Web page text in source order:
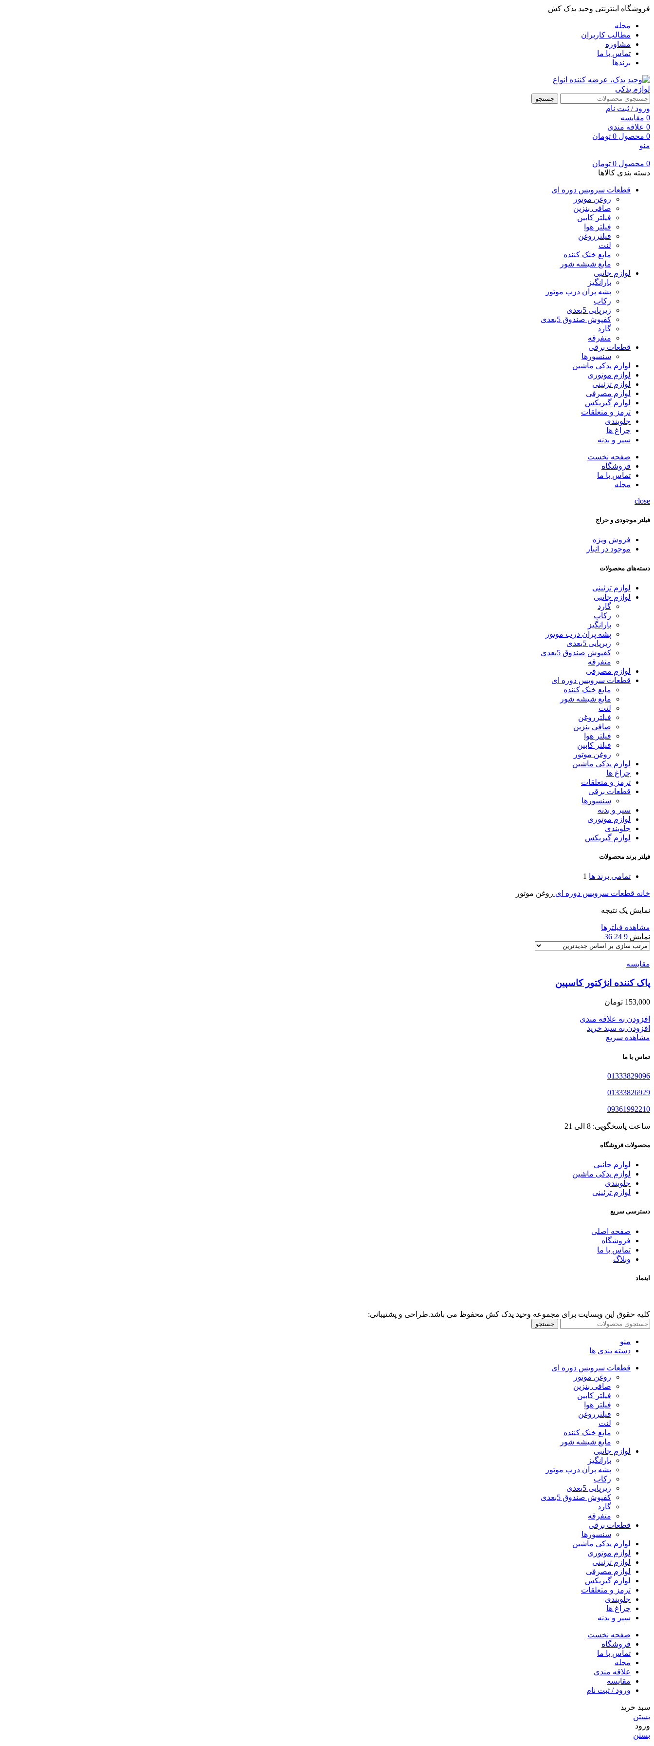
فروشگاه اینترنتی وحید یدک کش
مجله
مطالب کاربران
مشاوره
تماس با ما
برندها
جستجو
ورود / ثبت نام
0 مقایسه
0 علاقه مندی
0 محصول 0 تومان
منو
0 محصول 0 تومان
دسته بندی کالاها
قطعات سرویس دوره ای
روغن موتور
صافی بنزین
فیلتر کابین
فیلتر هوا
فیلترروغن
لنت
مایع خنک کننده
مایع شیشه شور
لوازم جانبی
بارانگیز
پشه پران درب موتور
رکاب
زیرپایی 5بعدی
کفپوش صندوق 5بعدی
گارد
متفرقه
قطعات برقی
سنسورها
لوازم یدکی ماشین
لوازم موتوری
لوازم تزئینی
لوازم مصرفی
لوازم گیربکس
ترمز و متعلقات
جلوبندی
چراغ ها
سپر و بدنه
صفحه نخست
فروشگاه
تماس با ما
مجله
close
فیلتر موجودی و حراج
فروش ویژه
موجود در انبار
دسته‌های محصولات
لوازم تزئینی
لوازم جانبی
گارد
رکاب
بارانگیز
پشه پران درب موتور
زیرپایی 5بعدی
کفپوش صندوق 5بعدی
متفرقه
لوازم مصرفی
قطعات سرویس دوره ای
مایع خنک کننده
مایع شیشه شور
لنت
فیلترروغن
صافی بنزین
فیلتر هوا
فیلتر کابین
روغن موتور
لوازم یدکی ماشین
چراغ ها
ترمز و متعلقات
قطعات برقی
سنسورها
سپر و بدنه
لوازم موتوری
جلوبندی
لوازم گیربکس
فیلتر برند محصولات
تمامی برند ها 1
خانه قطعات سرویس دوره ای روغن موتور
نمایش یک نتیجه
مشاهده فیلترها
نمایش 9
24
36
مقایسه
پاک کننده انژکتور کاسپین
153,000 تومان
افزودن به علاقه مندی
افزودن به سبد خرید
مشاهده سریع
تماس با ما
01333829096
01333826929
09361992210
ساعت پاسخگویی: 8 الی 21
محصولات فروشگاه
لوازم جانبی
لوازم یدکی ماشین
جلوبندی
لوازم تزئینی
دسترسی سریع
صفحه اصلی
فروشگاه
تماس با ما
وبلاگ
اینماد
کلیه حقوق این وبسایت برای مجموعه وحید یدک کش محفوظ می باشد.طراحی و پشتیبانی:
جستجو
منو
دسته بندی ها
قطعات سرویس دوره ای
روغن موتور
صافی بنزین
فیلتر کابین
فیلتر هوا
فیلترروغن
لنت
مایع خنک کننده
مایع شیشه شور
لوازم جانبی
بارانگیز
پشه پران درب موتور
رکاب
زیرپایی 5بعدی
کفپوش صندوق 5بعدی
گارد
متفرقه
قطعات برقی
سنسورها
لوازم یدکی ماشین
لوازم موتوری
لوازم تزئینی
لوازم مصرفی
لوازم گیربکس
ترمز و متعلقات
جلوبندی
چراغ ها
سپر و بدنه
صفحه نخست
فروشگاه
تماس با ما
مجله
علاقه مندی
مقایسه
ورود / ثبت نام
سبد خرید
بستن
ورود
بستن